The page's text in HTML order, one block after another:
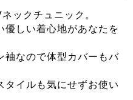
ックチュニック。
優しい着心地があなたを
袖なので体型カバーもバ
タイルも気にせずお使い